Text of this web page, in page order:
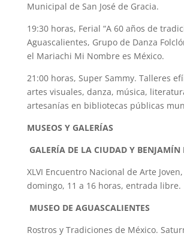
Municipal de San José de Gracia.
19:30 horas, Ferial “A 60 años de
Aguascalientes, Grupo de Danza
el Mariachi Mi Nombre es México.
21:00 horas, Super Sammy. Talleres
artes visuales, danza, música,
artesanías en bibliotecas públicas
MUSEOS Y GALERÍAS
GALERÍA DE LA CIUDAD Y
XLVI Encuentro Nacional de Arte
domingo, 11 a 16 horas, entrada libre.
MUSEO DE AGUASCALIENTES
Rostros y Tradiciones de México.